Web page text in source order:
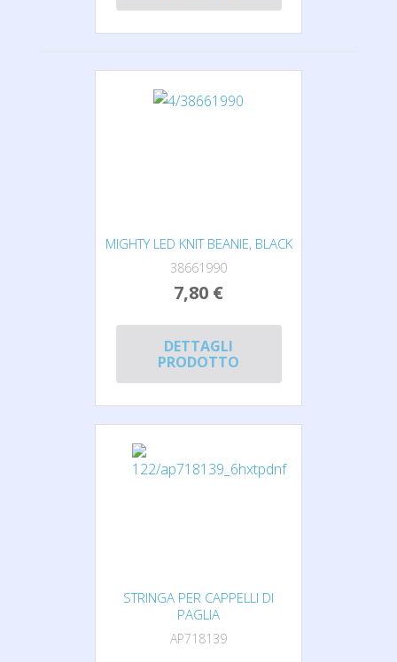
MIGHTY LED KNIT BEANIE, BLACK
38661990
7,80 €
DETTAGLI
PRODOTTO
STRINGA PER CAPPELLI DI
PAGLIA
AP718139